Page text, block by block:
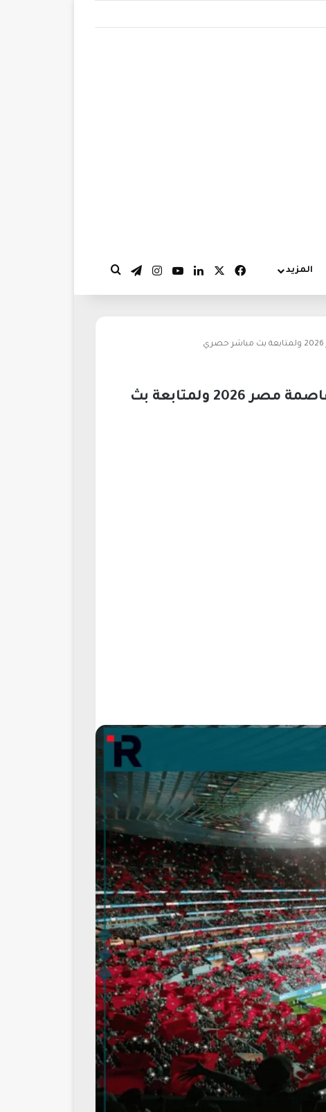
المزيد فيسبوك لينكدإن‫YouTubeانستقرام
تيلقرام
تردد قناة أون سبورت على نايل سات لمباراة الأهلي وسيراميكا في كأس عاصمة مصر 2026 ولمتابعة بث